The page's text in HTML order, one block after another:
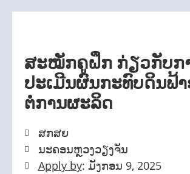
ສະໝັກຄູຝຶກ ກ່ຽວກັບກ
ປະເມີນຜົນກະທົບດິນຟ້
ຕໍ່ການຜະລິດ
ສກສຍ
ນະຄອນຫຼວງວຽງຈັນ
Apply by: ມັງກອນ 9, 2025